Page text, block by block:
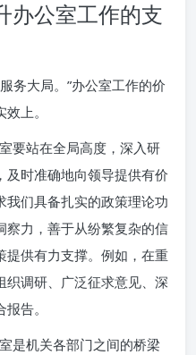
办公室工作的支
务大局。”办公室工作的价
上。
要站在全局高度，深入研
及时准确地向领导提供有价
们具备扎实的政策理论功
察力，善于从纷繁复杂的信
提供有力支撑。例如，在重
织调研、广泛征求意见、深
告。
是机关各部门之间的桥梁